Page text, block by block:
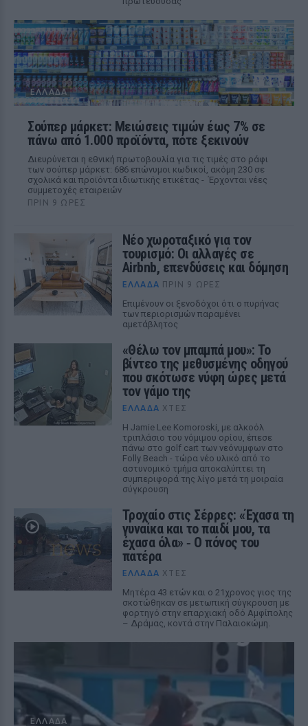
ΕΛΛΆΔΑ
Σούπερ μάρκετ: Μειώσεις τιμών έως 7% σε
πάνω από 1.000 προϊόντα, πότε ξεκινούν
Διευρύνεται η εθνική πρωτοβουλία για τις τιμές στο ράφι
των σούπερ μάρκετ: 686 επώνυμοι κωδικοί, ακόμη 230 σε
σχολικά και προϊόντα ιδιωτικής ετικέτας - Έρχονται νέες
συμμετοχές εταιρειών
ΠΡΙΝ 9 ΏΡΕΣ
Νέο χωροταξικό για τον
τουρισμό: Οι αλλαγές σε
Airbnb, επενδύσεις και δόμηση
ΕΛΛΆΔΑ ΠΡΙΝ 9 ΏΡΕΣ
Επιμένουν οι ξενοδόχοι ότι ο πυρήνας
των περιορισμών παραμένει
αμετάβλητος
«Θέλω τον μπαμπά μου»: Το
βίντεο της μεθυσμένης οδηγού
που σκότωσε νύφη ώρες μετά
τον γάμο της
ΕΛΛΆΔΑ ΧΤΕΣ
Η Jamie Lee Komoroski, με αλκοόλ
τριπλάσιο του νόμιμου ορίου, έπεσε
πάνω στο golf cart των νεόνυμφων στο
Folly Beach - τώρα νέο υλικό από το
αστυνομικό τμήμα αποκαλύπτει τη
συμπεριφορά της λίγο μετά τη μοιραία
σύγκρουση
Τροχαίο στις Σέρρες: «Έχασα τη
γυναίκα και το παιδί μου, τα
έχασα όλα» ‑ Ο πόνος του
πατέρα
ΕΛΛΆΔΑ ΧΤΕΣ
Μητέρα 43 ετών και ο 21χρονος γιος της
σκοτώθηκαν σε μετωπική σύγκρουση με
φορτηγό στην επαρχιακή οδό Αμφίπολης
– Δράμας, κοντά στην Παλαιοκώμη.
ΕΛΛΆΔΑ